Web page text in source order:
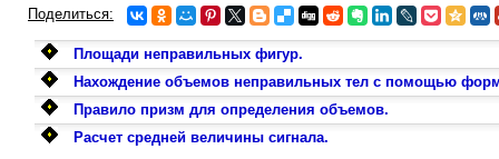
Поделиться:
Площади неправильных фигур.
Нахождение объемов неправильных тел с помощью
Правило призм для определения объемов.
Расчет средней величины сигнала.